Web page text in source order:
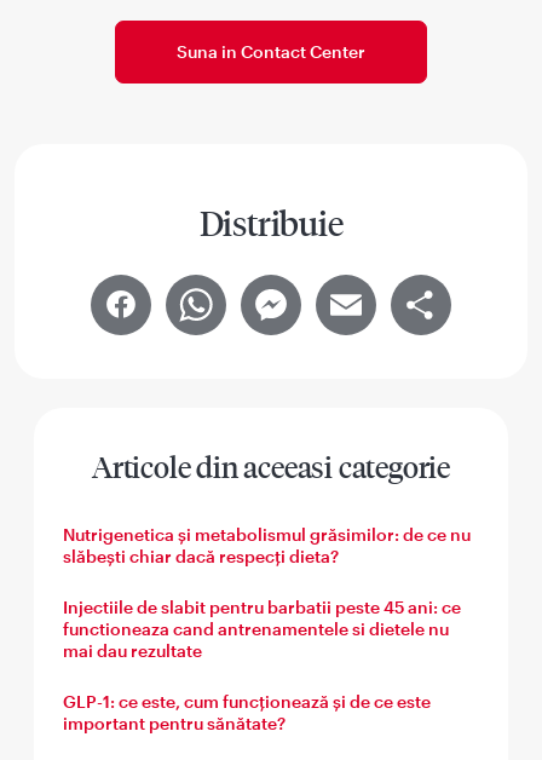
Suna in Contact Center
Distribuie
Articole din aceeasi categorie
Nutrigenetica și metabolismul grăsimilor: de ce nu
slăbești chiar dacă respecți dieta?
Injectiile de slabit pentru barbatii peste 45 ani: ce
functioneaza cand antrenamentele si dietele nu
mai dau rezultate
GLP-1: ce este, cum funcționează și de ce este
important pentru sănătate?